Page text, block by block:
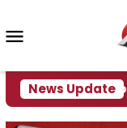
konten
News Update
Rumah World